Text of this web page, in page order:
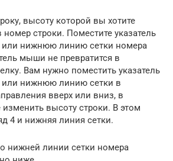
высоту которой вы хотите
строки. Поместите указатель
нижнюю линию сетки номера
мыши не превратится в
Вам нужно поместить указатель
нижнюю линию сетки в
вверх или вниз, в
высоту строки. В этом
4 и нижняя линия сетки.
нижней линии сетки номера